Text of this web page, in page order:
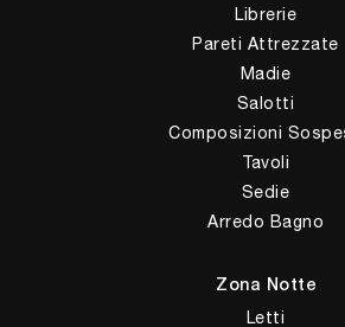
Librerie
Pareti Attrezzate
Madie
Salotti
Composizioni
Tavoli
Sedie
Arredo Bagno
Zona Notte
Letti